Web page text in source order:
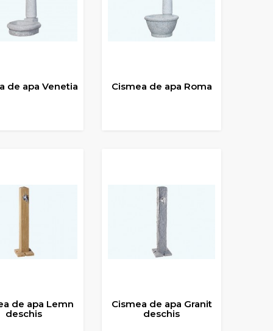
de apa Venetia Cismea de apa Roma
de apa Lemn
deschis
Cismea de apa Granit
deschis